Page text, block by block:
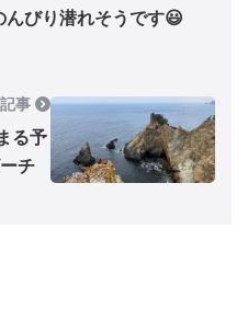
んびり潜れそうです😃
事
る予
チ